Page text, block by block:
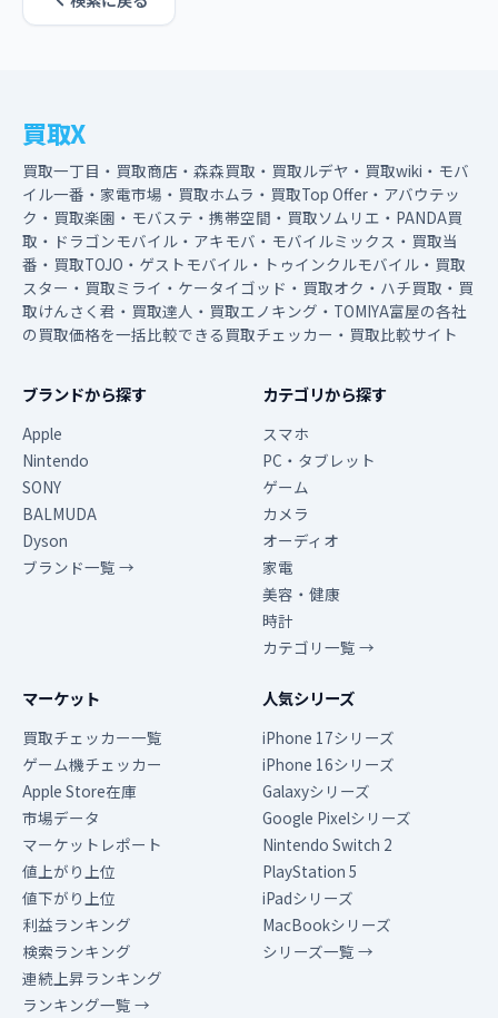
買取X
買取一丁目・買取商店・森森買取・買取ルデヤ・買取wiki・モバ
イル一番・家電市場・買取ホムラ・買取Top Offer・アバウテッ
ク・買取楽園・モバステ・携帯空間・買取ソムリエ・PANDA買
取・ドラゴンモバイル・アキモバ・モバイルミックス・買取当
番・買取TOJO・ゲストモバイル・トゥインクルモバイル・買取
スター・買取ミライ・ケータイゴッド・買取オク・ハチ買取・買
取けんさく君・買取達人・買取エノキング・TOMIYA富屋の各社
の買取価格を一括比較できる買取チェッカー・買取比較サイト
ブランドから探す
Apple
Nintendo
SONY
BALMUDA
Dyson
ブランド一覧 →
カテゴリから探す
スマホ
PC・タブレット
ゲーム
カメラ
オーディオ
家電
美容・健康
時計
カテゴリ一覧 →
マーケット
買取チェッカー一覧
ゲーム機チェッカー
Apple Store在庫
市場データ
マーケットレポート
値上がり上位
値下がり上位
利益ランキング
検索ランキング
連続上昇ランキング
ランキング一覧 →
人気シリーズ
iPhone 17シリーズ
iPhone 16シリーズ
Galaxyシリーズ
Google Pixelシリーズ
Nintendo Switch 2
PlayStation 5
iPadシリーズ
MacBookシリーズ
シリーズ一覧 →